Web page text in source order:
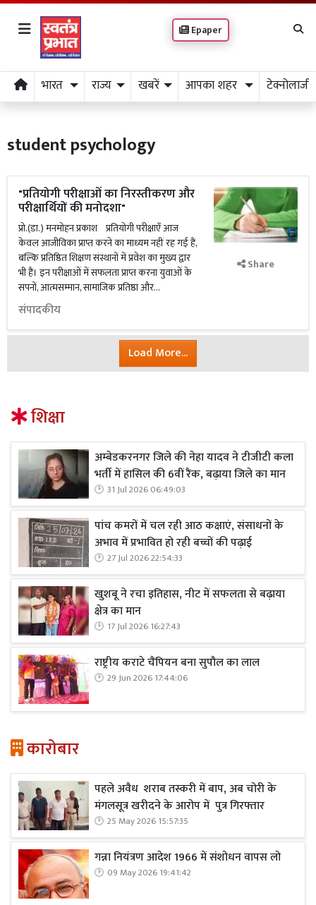
Epaper
भारत राज्य खबरें आपका शहर टेक्नोलाजी
student psychology
​"प्रतियोगी परीक्षाओं का निरस्तीकरण और
परीक्षार्थियों की मनोदशा"
प्रो.(डा.) मनमोहन प्रकाश ​प्रतियोगी परीक्षाएँ आज
केवल आजीविका प्राप्त करने का माध्यम नहीं रह गई हैं,
बल्कि प्रतिष्ठित शिक्षण संस्थानों में प्रवेश का मुख्य द्वार
भी हैं। इन परीक्षाओं में सफलता प्राप्त करना युवाओं के
सपनों, आत्मसम्मान, सामाजिक प्रतिष्ठा और...
संपादकीय
Share
Load More...
शिक्षा
अम्बेडकरनगर जिले की नेहा यादव ने टीजीटी कला
भर्ती में हासिल की 6वीं रैंक, बढ़ाया जिले का मान
31 Jul 2026 06:49:03
पांच कमरों में चल रही आठ कक्षाएं, संसाधनों के
अभाव में प्रभावित हो रही बच्चों की पढ़ाई
27 Jul 2026 22:54:33
खुशबू ने रचा इतिहास, नीट में सफलता से बढ़ाया
क्षेत्र का मान
17 Jul 2026 16:27:43
राष्ट्रीय कराटे चैंपियन बना सुपौल का लाल
29 Jun 2026 17:44:06
कारोबार
पहले अवैध शराब तस्करी में बाप, अब चोरी के
मंगलसूत्र खरीदने के आरोप में पुत्र गिरफ्तार
25 May 2026 15:57:35
गन्ना नियंत्रण आदेश 1966 में संशोधन वापस लो
09 May 2026 19:41:42